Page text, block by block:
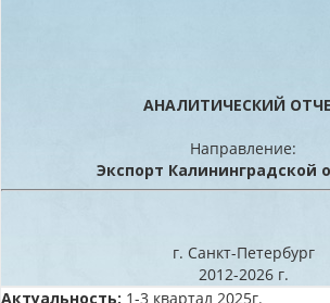
АНАЛИТИЧЕСКИЙ
Направление:
Экспорт Калининградской
г. Санкт-Петербург
2012-2026 г.
Актуальность: 1-3 квартал 2025г.